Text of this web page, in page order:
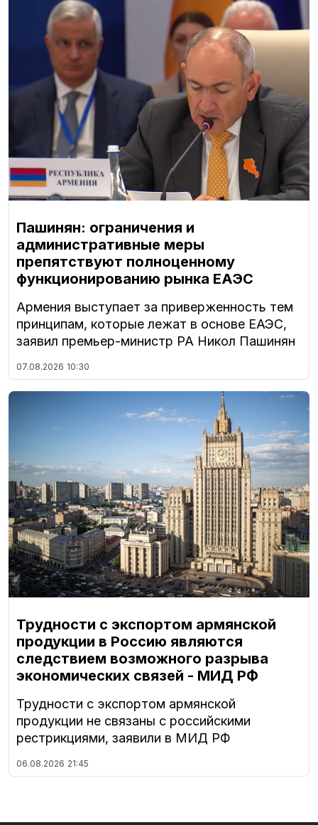
Пашинян: ограничения и
административные меры
препятствуют полноценному
функционированию рынка ЕАЭС
Армения выступает за приверженность тем
принципам, которые лежат в основе ЕАЭС,
заявил премьер-министр РА Никол Пашинян
07.08.2026 10:30
Трудности с экспортом армянской
продукции в Россию являются
следствием возможного разрыва
экономических связей - МИД РФ
Трудности с экспортом армянской
продукции не связаны с российскими
рестрикциями, заявили в МИД РФ
06.08.2026 21:45